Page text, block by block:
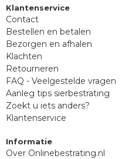
Klantenservice
Contact
Bestellen en betalen
Bezorgen en afhalen
Klachten
Retourneren
FAQ - Veelgestelde vragen
Aanleg tips sierbestrating
Zoekt u iets anders?
Klantenservice
Informatie
Over Onlinebestrating.nl